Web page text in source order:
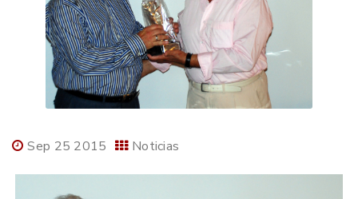
Sep 25 2015 Noticias